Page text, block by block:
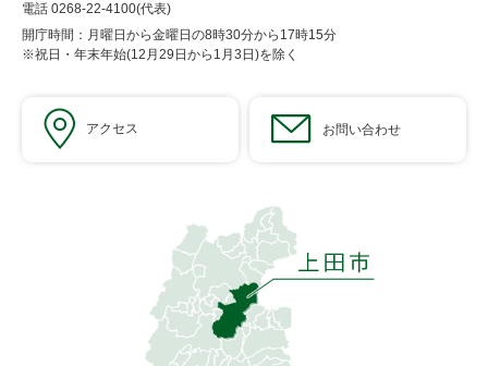
電話 0268-22-4100(代表)
開庁時間：月曜日から金曜日の8時30分から17時15分
※祝日・年末年始(12月29日から1月3日)を除く
アクセス お問い合わせ